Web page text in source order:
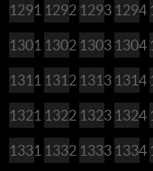
1291 1292 1293 1294
1301 1302 1303 1304
1311 1312 1313 1314
1321 1322 1323 1324
1331 1332 1333 1334